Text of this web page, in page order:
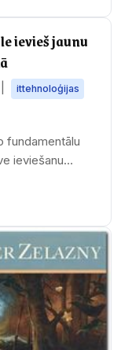
ievieš jaunu
ittehnoloģijas
fundamentālu
ieviešanu